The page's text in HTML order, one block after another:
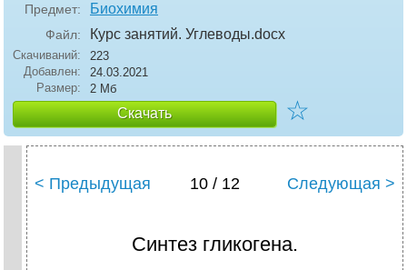
Предмет: Биохимия
Файл: Курс занятий. Углеводы.docx
Скачиваний:
223
Добавлен:
24.03.2021
Размер:
2 Мб
Скачать ☆
< Предыдущая 10 / 12 Следующая >
Синтез гликогена.